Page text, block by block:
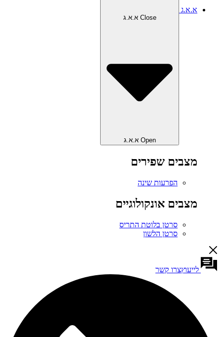
א.א.ג
Close א.א.ג
Open א.א.ג
מצבים שפירים
הפרעות שינה
מצבים אונקולוגיים
סרטן בלוטת התריס
סרטן הלשון
לייעוץצרו קשר